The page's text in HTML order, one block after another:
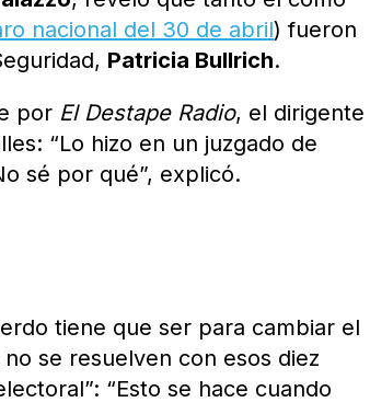
nacional del 30 de abril) fueron
Patricia Bullrich.
por El Destape Radio, el dirigente
“Lo hizo en un juzgado de
sé por qué”, explicó.
tiene que ser para cambiar el
se resuelven con esos diez
“Esto se hace cuando